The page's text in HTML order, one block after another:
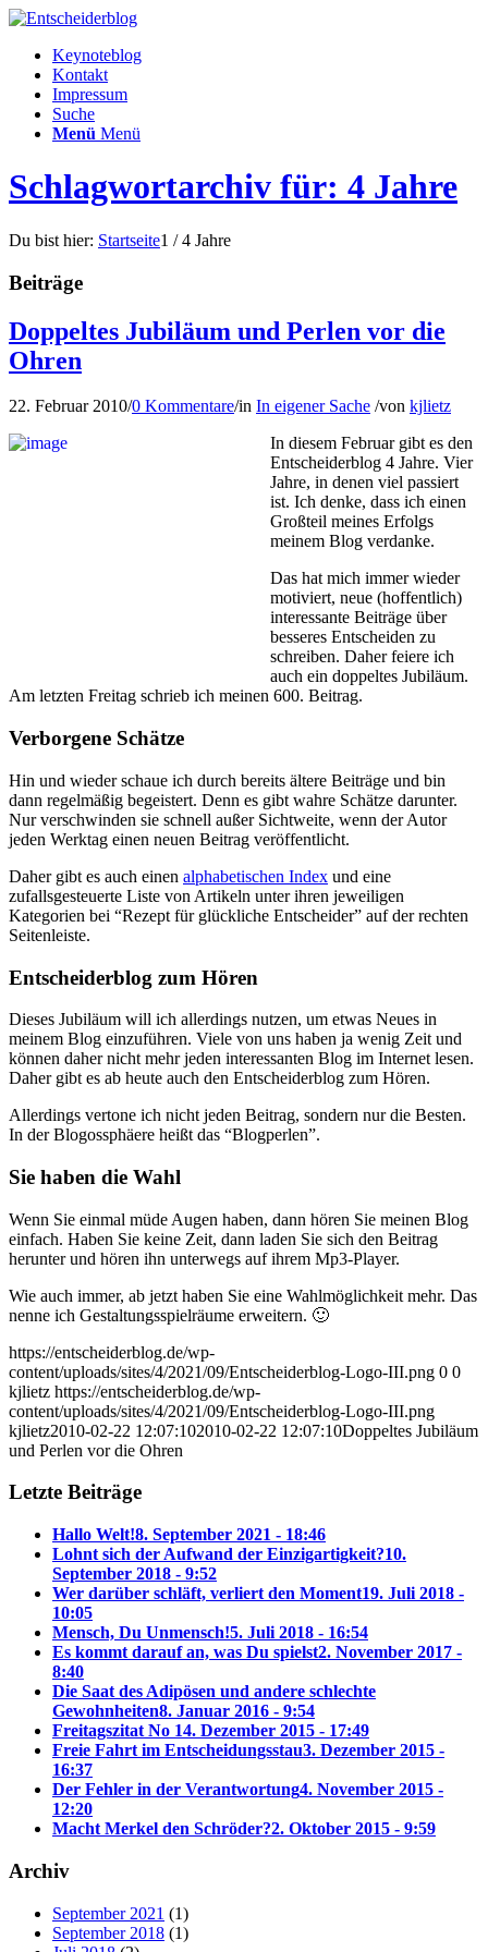
Keynoteblog
Kontakt
Impressum
Suche
Menü Menü
Schlagwortarchiv für: 4 Jahre
Du bist hier: Startseite1 / 4 Jahre
Beiträge
Doppeltes Jubiläum und Perlen vor die
Ohren
22. Februar 2010/0 Kommentare/in In eigener Sache /von kjlietz
In diesem Februar gibt es den
Entscheiderblog 4 Jahre. Vier
Jahre, in denen viel passiert
ist. Ich denke, dass ich einen
Großteil meines Erfolgs
meinem Blog verdanke.
Das hat mich immer wieder
motiviert, neue (hoffentlich)
interessante Beiträge über
besseres Entscheiden zu
schreiben. Daher feiere ich
auch ein doppeltes Jubiläum.
Am letzten Freitag schrieb ich meinen 600. Beitrag.
Verborgene Schätze
Hin und wieder schaue ich durch bereits ältere Beiträge und bin
dann regelmäßig begeistert. Denn es gibt wahre Schätze darunter.
Nur verschwinden sie schnell außer Sichtweite, wenn der Autor
jeden Werktag einen neuen Beitrag veröffentlicht.
Daher gibt es auch einen alphabetischen Index und eine
zufallsgesteuerte Liste von Artikeln unter ihren jeweiligen
Kategorien bei “Rezept für glückliche Entscheider” auf der rechten
Seitenleiste.
Entscheiderblog zum Hören
Dieses Jubiläum will ich allerdings nutzen, um etwas Neues in
meinem Blog einzuführen. Viele von uns haben ja wenig Zeit und
können daher nicht mehr jeden interessanten Blog im Internet lesen.
Daher gibt es ab heute auch den Entscheiderblog zum Hören.
Allerdings vertone ich nicht jeden Beitrag, sondern nur die Besten.
In der Blogossphäere heißt das “Blogperlen”.
Sie haben die Wahl
Wenn Sie einmal müde Augen haben, dann hören Sie meinen Blog
einfach. Haben Sie keine Zeit, dann laden Sie sich den Beitrag
herunter und hören ihn unterwegs auf ihrem Mp3-Player.
Wie auch immer, ab jetzt haben Sie eine Wahlmöglichkeit mehr. Das
nenne ich Gestaltungsspielräume erweitern. 🙂
https://entscheiderblog.de/wp-
content/uploads/sites/4/2021/09/Entscheiderblog-Logo-III.png 0 0
kjlietz https://entscheiderblog.de/wp-
content/uploads/sites/4/2021/09/Entscheiderblog-Logo-III.png
kjlietz2010-02-22 12:07:102010-02-22 12:07:10Doppeltes Jubiläum
und Perlen vor die Ohren
Letzte Beiträge
Hallo Welt!8. September 2021 - 18:46
Lohnt sich der Aufwand der Einzigartigkeit?10.
September 2018 - 9:52
Wer darüber schläft, verliert den Moment19. Juli 2018 -
10:05
Mensch, Du Unmensch!5. Juli 2018 - 16:54
Es kommt darauf an, was Du spielst2. November 2017 -
8:40
Die Saat des Adipösen und andere schlechte
Gewohnheiten8. Januar 2016 - 9:54
Freitagszitat No 14. Dezember 2015 - 17:49
Freie Fahrt im Entscheidungsstau3. Dezember 2015 -
16:37
Der Fehler in der Verantwortung4. November 2015 -
12:20
Macht Merkel den Schröder?2. Oktober 2015 - 9:59
Archiv
September 2021 (1)
September 2018 (1)